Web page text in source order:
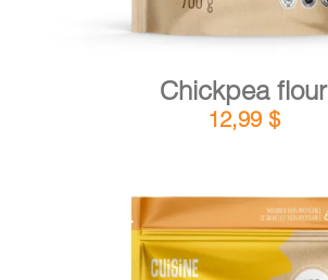
Chickpea flour
12,99 $